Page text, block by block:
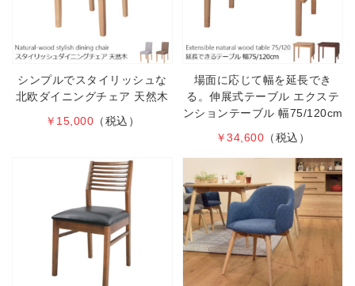
シンプルでスタイリッシュな
北欧ダイニングチェア 天然木
￥15,000 （税込）
場面に応じて幅を延長でき
る。伸展式テーブル エクステ
ンションテーブル 幅75/120cm
￥34,600 （税込）